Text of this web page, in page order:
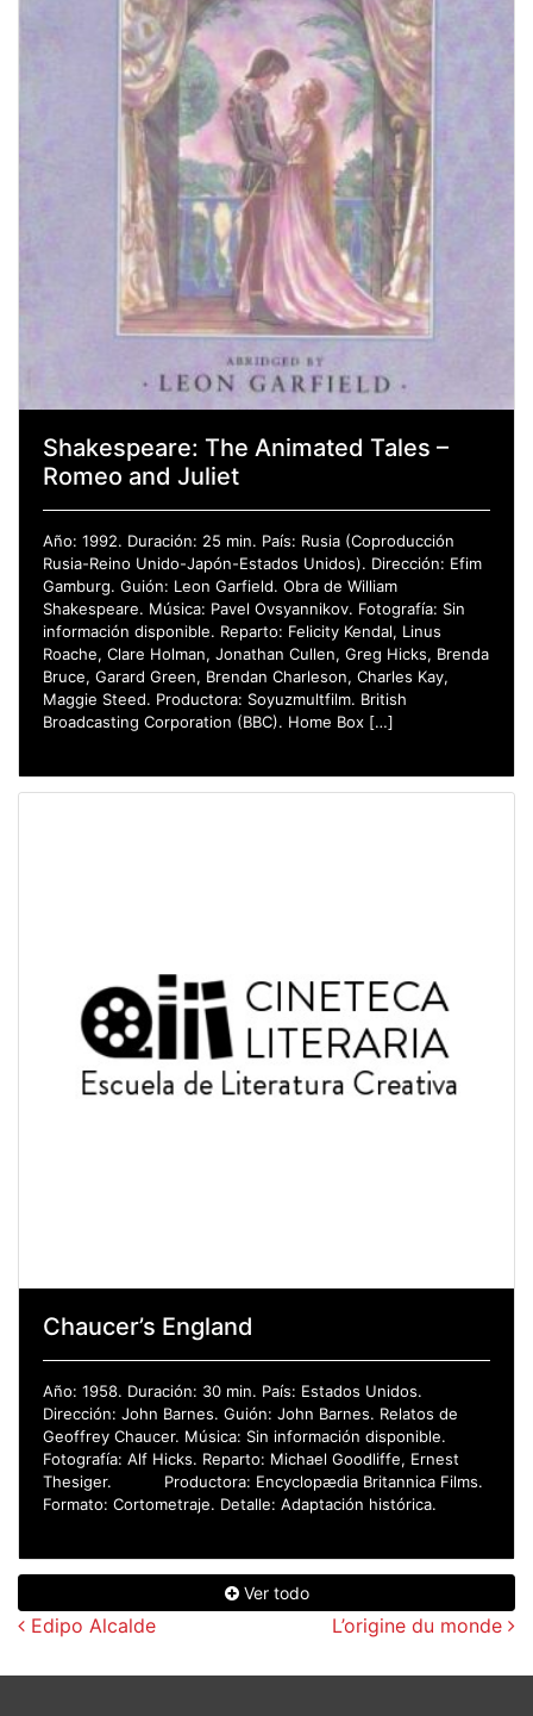
Shakespeare: The Animated Tales –
Romeo and Juliet
Año: 1992. Duración: 25 min. País: Rusia (Coproducción
Rusia-Reino Unido-Japón-Estados Unidos). Dirección: Efim
Gamburg. Guión: Leon Garfield. Obra de William
Shakespeare. Música: Pavel Ovsyannikov. Fotografía: Sin
información disponible. Reparto: Felicity Kendal, Linus
Roache, Clare Holman, Jonathan Cullen, Greg Hicks, Brenda
Bruce, Garard Green, Brendan Charleson, Charles Kay,
Maggie Steed. Productora: Soyuzmultfilm. British
Broadcasting Corporation (BBC). Home Box […]
Chaucer’s England
Año: 1958. Duración: 30 min. País: Estados Unidos.
Dirección: John Barnes. Guión: John Barnes. Relatos de
Geoffrey Chaucer. Música: Sin información disponible.
Fotografía: Alf Hicks. Reparto: Michael Goodliffe, Ernest
Thesiger. Productora: Encyclopædia Britannica Films.
Formato: Cortometraje. Detalle: Adaptación histórica.
Ver todo
Navegación de entradas
Edipo Alcalde L’origine du monde